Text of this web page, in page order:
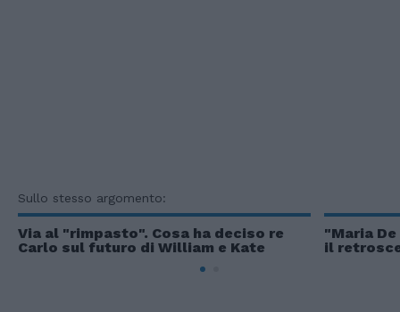
Sullo stesso argomento:
Via al "rimpasto". Cosa ha deciso re
Carlo sul futuro di William e Kate
"Maria
il